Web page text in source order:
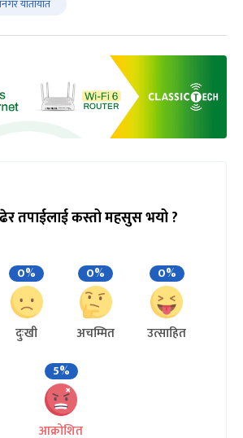
यातायात
तपाईलाई कस्तो महसुस भयो ?
0%
दुःखी
0%
अचम्मित
0%
उत्साहित
5%
आक्रोशित